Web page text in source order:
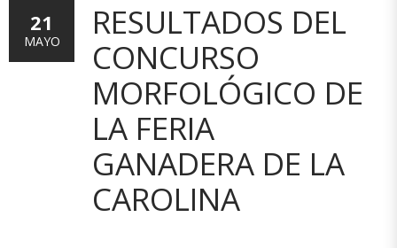
RESULTADOS DEL
CONCURSO
MORFOLÓGICO DE
LA FERIA
GANADERA DE LA
CAROLINA
21
MAYO